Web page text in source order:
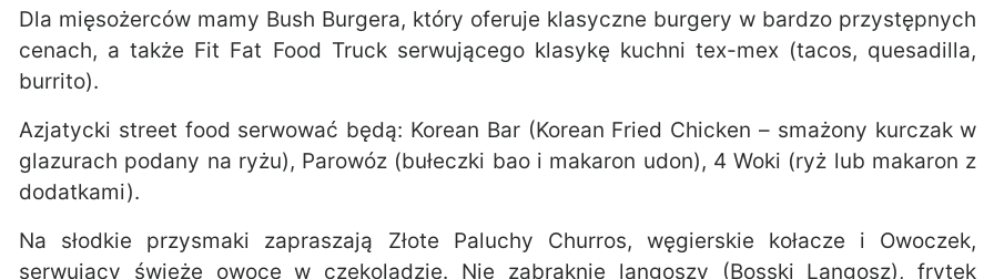
Dla mięsożerców mamy Bush Burgera, który oferuje klasyczne burgery w bardzo przystępnych
cenach, a także Fit Fat Food Truck serwującego klasykę kuchni tex-mex (tacos, quesadilla,
burrito).
Azjatycki street food serwować będą: Korean Bar (Korean Fried Chicken – smażony kurczak w
glazurach podany na ryżu), Parowóz (bułeczki bao i makaron udon), 4 Woki (ryż lub makaron z
dodatkami).
Na słodkie przysmaki zapraszają Złote Paluchy Churros, węgierskie kołacze i Owoczek,
serwujący świeże owoce w czekoladzie. Nie zabraknie langoszy (Bosski Langosz), frytek